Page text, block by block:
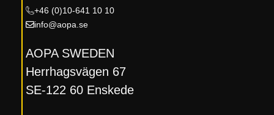
+46 (0)10-641 10 10
info@aopa.se
AOPA SWEDEN
Herrhagsvägen 67
SE-122 60 Enskede